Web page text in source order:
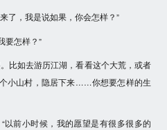
，我是说如果，你会怎样？”
要怎样？”
如去游历江湖，看看这个大荒，或者
小山村，隐居下来……你想要怎样的生
前小时候，我的愿望是有很多很多的